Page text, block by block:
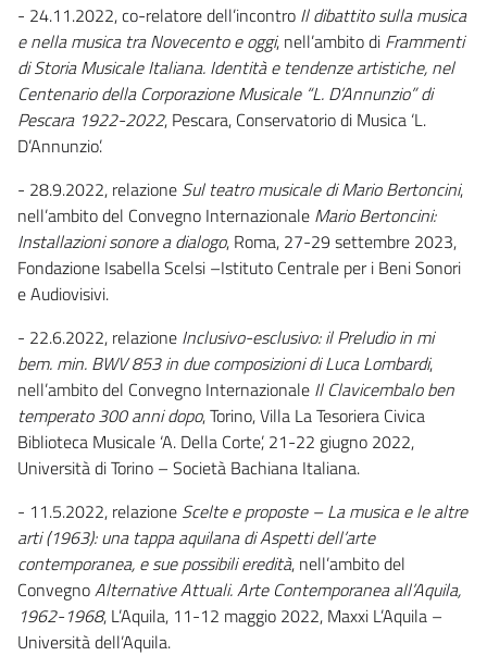
- 24.11.2022, co-relatore dell’incontro Il dibattito sulla musica
e nella musica tra Novecento e oggi, nell’ambito di Frammenti
di Storia Musicale Italiana. Identità e tendenze artistiche, nel
Centenario della Corporazione Musicale “L. D’Annunzio” di
Pescara 1922-2022, Pescara, Conservatorio di Musica ‘L.
D’Annunzio’.
- 28.9.2022, relazione Sul teatro musicale di Mario Bertoncini,
nell’ambito del Convegno Internazionale Mario Bertoncini:
Installazioni sonore a dialogo, Roma, 27-29 settembre 2023,
Fondazione Isabella Scelsi –Istituto Centrale per i Beni Sonori
e Audiovisivi.
- 22.6.2022, relazione Inclusivo-esclusivo: il Preludio in mi
bem. min. BWV 853 in due composizioni di Luca Lombardi,
nell’ambito del Convegno Internazionale Il Clavicembalo ben
temperato 300 anni dopo, Torino, Villa La Tesoriera Civica
Biblioteca Musicale ‘A. Della Corte’, 21-22 giugno 2022,
Università di Torino – Società Bachiana Italiana.
- 11.5.2022, relazione Scelte e proposte – La musica e le altre
arti (1963): una tappa aquilana di Aspetti dell’arte
contemporanea, e sue possibili eredità, nell’ambito del
ConvegnoAlternative Attuali. Arte Contemporanea all’Aquila,
1962-1968, L’Aquila, 11-12 maggio 2022, Maxxi L’Aquila –
Università dell’Aquila.